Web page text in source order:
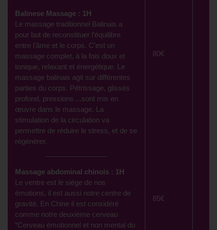
Balinese Massage : 1H
Le massage traditionnel Balinais a
pour but de reconstituer l’équilibre
entre l’âme et le corps. C’est un
massage complet, à la fois doux et
tonique, relaxant et énergétique. Le
massage balinais agit sur différentes
parties du corps. Pétrissage, glissés
profond, pressions ...sont mis en
œuvre dans le massage. La
stimulation de la circulation va
permettre de réduire le stress, et de se
régénérer.
Massage abdominal chinois : 1H
Le ventre est le siège de nos
émotions, il est aussi notre centre de
gravité. En Chine il est considéré
comme notre deuxième cerveau
“Cerveau émotionnel et non mental du
80€
85€